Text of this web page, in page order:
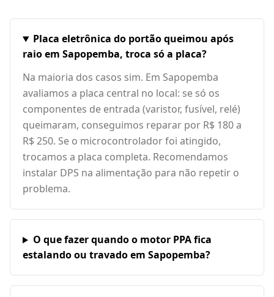
Placa eletrônica do portão queimou após
raio em Sapopemba, troca só a placa?
Na maioria dos casos sim. Em Sapopemba
avaliamos a placa central no local: se só os
componentes de entrada (varistor, fusível, relé)
queimaram, conseguimos reparar por R$ 180 a
R$ 250. Se o microcontrolador foi atingido,
trocamos a placa completa. Recomendamos
instalar DPS na alimentação para não repetir o
problema.
O que fazer quando o motor PPA fica
estalando ou travado em Sapopemba?